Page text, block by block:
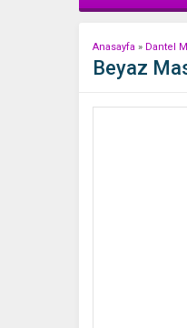
Anasayfa » Dantel
Beyaz